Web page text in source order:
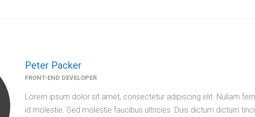
Peter Packer
FRONT-END DEVELOPER
Lorem ipsum dolor sit amet, consectetur adipiscing elit. Nullam
id molestie. Sed molestie faucibus ultricies. Duis dictum dictum